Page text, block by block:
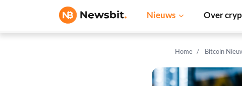
Nieuws Over
Home Bitcoin